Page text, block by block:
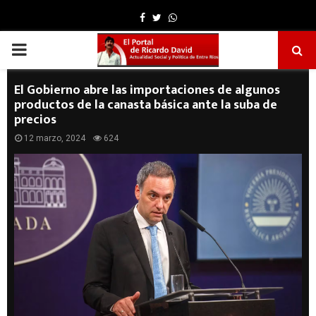
Facebook
TwitterWhatsapp
PRIMARY
MENU
El Gobierno abre las importaciones de algunos
productos de la canasta básica ante la suba de
precios
12 marzo, 2024 624